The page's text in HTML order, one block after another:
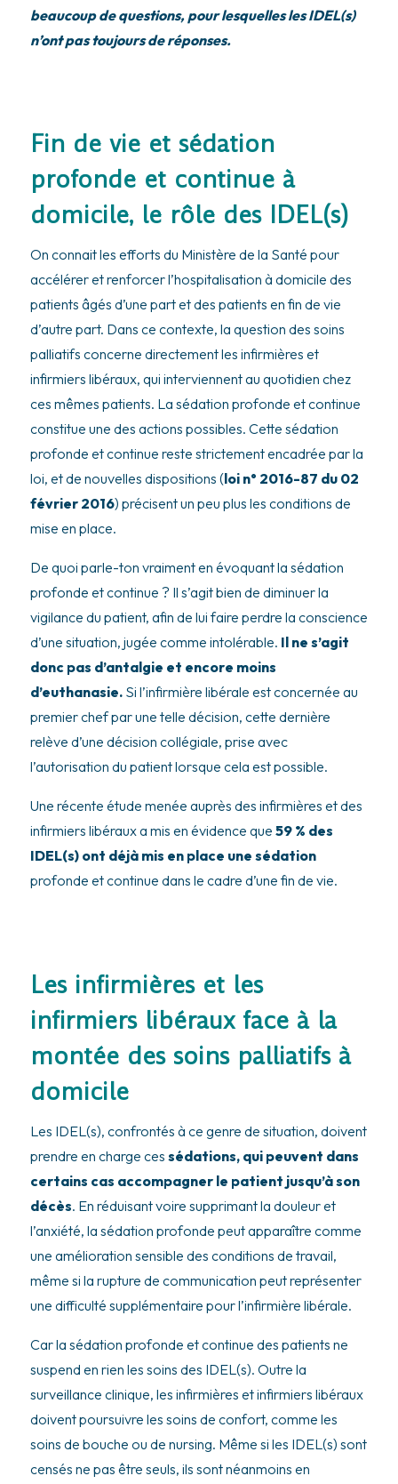
beaucoup de questions, pour lesquelles les IDEL(s)
n’ont pas toujours de réponses.
Fin de vie et sédation
profonde et continue à
domicile, le rôle des IDEL(s)
On connait les efforts du Ministère de la Santé pour
accélérer et renforcer l’hospitalisation à domicile des
patients âgés d’une part et des patients en fin de vie
d’autre part. Dans ce contexte, la question des soins
palliatifs concerne directement les infirmières et
infirmiers libéraux, qui interviennent au quotidien chez
ces mêmes patients. La sédation profonde et continue
constitue une des actions possibles. Cette sédation
profonde et continue reste strictement encadrée par la
loi, et de nouvelles dispositions (loi n° 2016-87 du 02
février 2016) précisent un peu plus les conditions de
mise en place.
De quoi parle-ton vraiment en évoquant la sédation
profonde et continue ? Il s’agit bien de diminuer la
vigilance du patient, afin de lui faire perdre la conscience
d’une situation, jugée comme intolérable. Il ne s’agit
donc pas d’antalgie et encore moins
d’euthanasie. Si l’infirmière libérale est concernée au
premier chef par une telle décision, cette dernière
relève d’une décision collégiale, prise avec
l’autorisation du patient lorsque cela est possible.
Une récente étude menée auprès des infirmières et des
infirmiers libéraux a mis en évidence que 59 % des
IDEL(s) ont déjà mis en place une sédation
profonde et continue dans le cadre d’une fin de vie.
Les infirmières et les
infirmiers libéraux face à la
montée des soins palliatifs à
domicile
Les IDEL(s), confrontés à ce genre de situation, doivent
prendre en charge ces sédations, qui peuvent dans
certains cas accompagner le patient jusqu’à son
décès. En réduisant voire supprimant la douleur et
l’anxiété, la sédation profonde peut apparaître comme
une amélioration sensible des conditions de travail,
même si la rupture de communication peut représenter
une difficulté supplémentaire pour l’infirmière libérale.
Car la sédation profonde et continue des patients ne
suspend en rien les soins des IDEL(s). Outre la
surveillance clinique, les infirmières et infirmiers libéraux
doivent poursuivre les soins de confort, comme les
soins de bouche ou de nursing. Même si les IDEL(s) sont
censés ne pas être seuls, ils sont néanmoins en